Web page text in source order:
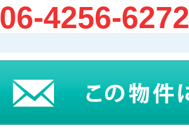
06-4256-6272